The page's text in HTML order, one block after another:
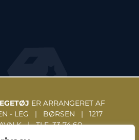
ER ARRANGERET AF
- LEG | BØRSEN | 1217
K | TLF. 33 74 60